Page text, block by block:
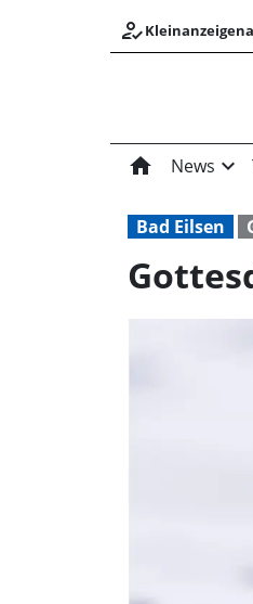
how_to_reg
home News expand_more
Bad Eilsen